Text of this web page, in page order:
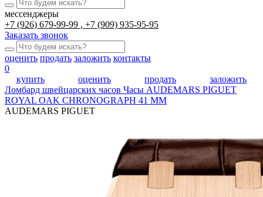
мессенджеры
+7 (926) 679-99-99
+7 (909) 935-95-95
Заказать звонок
оценить продать заложить контакты
0
купить
оценить продать
заложить
Ломбард швейцарских часов Часы AUDEMARS PIGUET
ROYAL OAK CHRONOGRAPH 41 MM
AUDEMARS PIGUET